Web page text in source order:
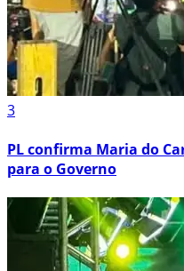
3
PL confirma Maria do
para o Governo